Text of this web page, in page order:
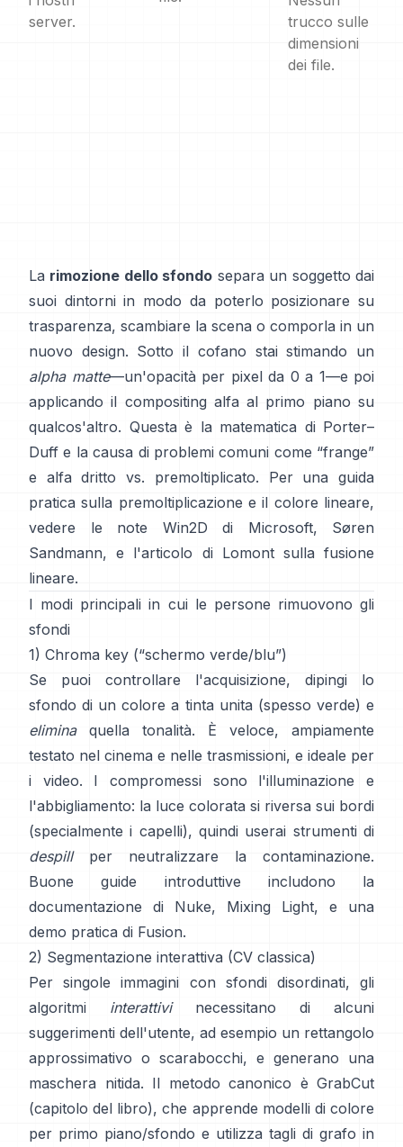
server.
trucco sulle
dimensioni
dei file.
La rimozione dello sfondo separa un soggetto dai
suoi dintorni in modo da poterlo posizionare su
trasparenza, scambiare la scena o comporla in un
nuovo design. Sotto il cofano stai stimando un
alpha matte—un'opacità per pixel da 0 a 1—e poi
applicando il compositing alfa al primo piano su
qualcos'altro. Questa è la matematica di Porter–
Duff e la causa di problemi comuni come “frange”
e alfa dritto vs. premoltiplicato. Per una guida
pratica sulla premoltiplicazione e il colore lineare,
vedere
le note Win2D di Microsoft,
Søren
Sandmann, e l'articolo di Lomont sulla fusione
lineare.
I modi principali in cui le persone rimuovono gli
sfondi
1) Chroma key (“schermo verde/blu”)
Se puoi controllare l'acquisizione, dipingi lo
sfondo di un colore a tinta unita (spesso verde) e
eliminaquella tonalità. È veloce, ampiamente
testato nel cinema e nelle trasmissioni, e ideale per
i video. I compromessi sono l'illuminazione e
l'abbigliamento: la luce colorata si riversa sui bordi
(specialmente i capelli), quindi userai strumenti di
despillper neutralizzare la contaminazione.
Buone guide introduttive includono la
documentazione di Nuke, Mixing Light, e una
demo pratica di Fusion.
2) Segmentazione interattiva (CV classica)
Per singole immagini con sfondi disordinati, gli
algoritmi interattivinecessitano di alcuni
suggerimenti dell'utente, ad esempio un rettangolo
approssimativo o scarabocchi, e generano una
maschera nitida. Il metodo canonico è GrabCut
(capitolo del libro), che apprende modelli di colore
per primo piano/sfondo e utilizza tagli di grafo in